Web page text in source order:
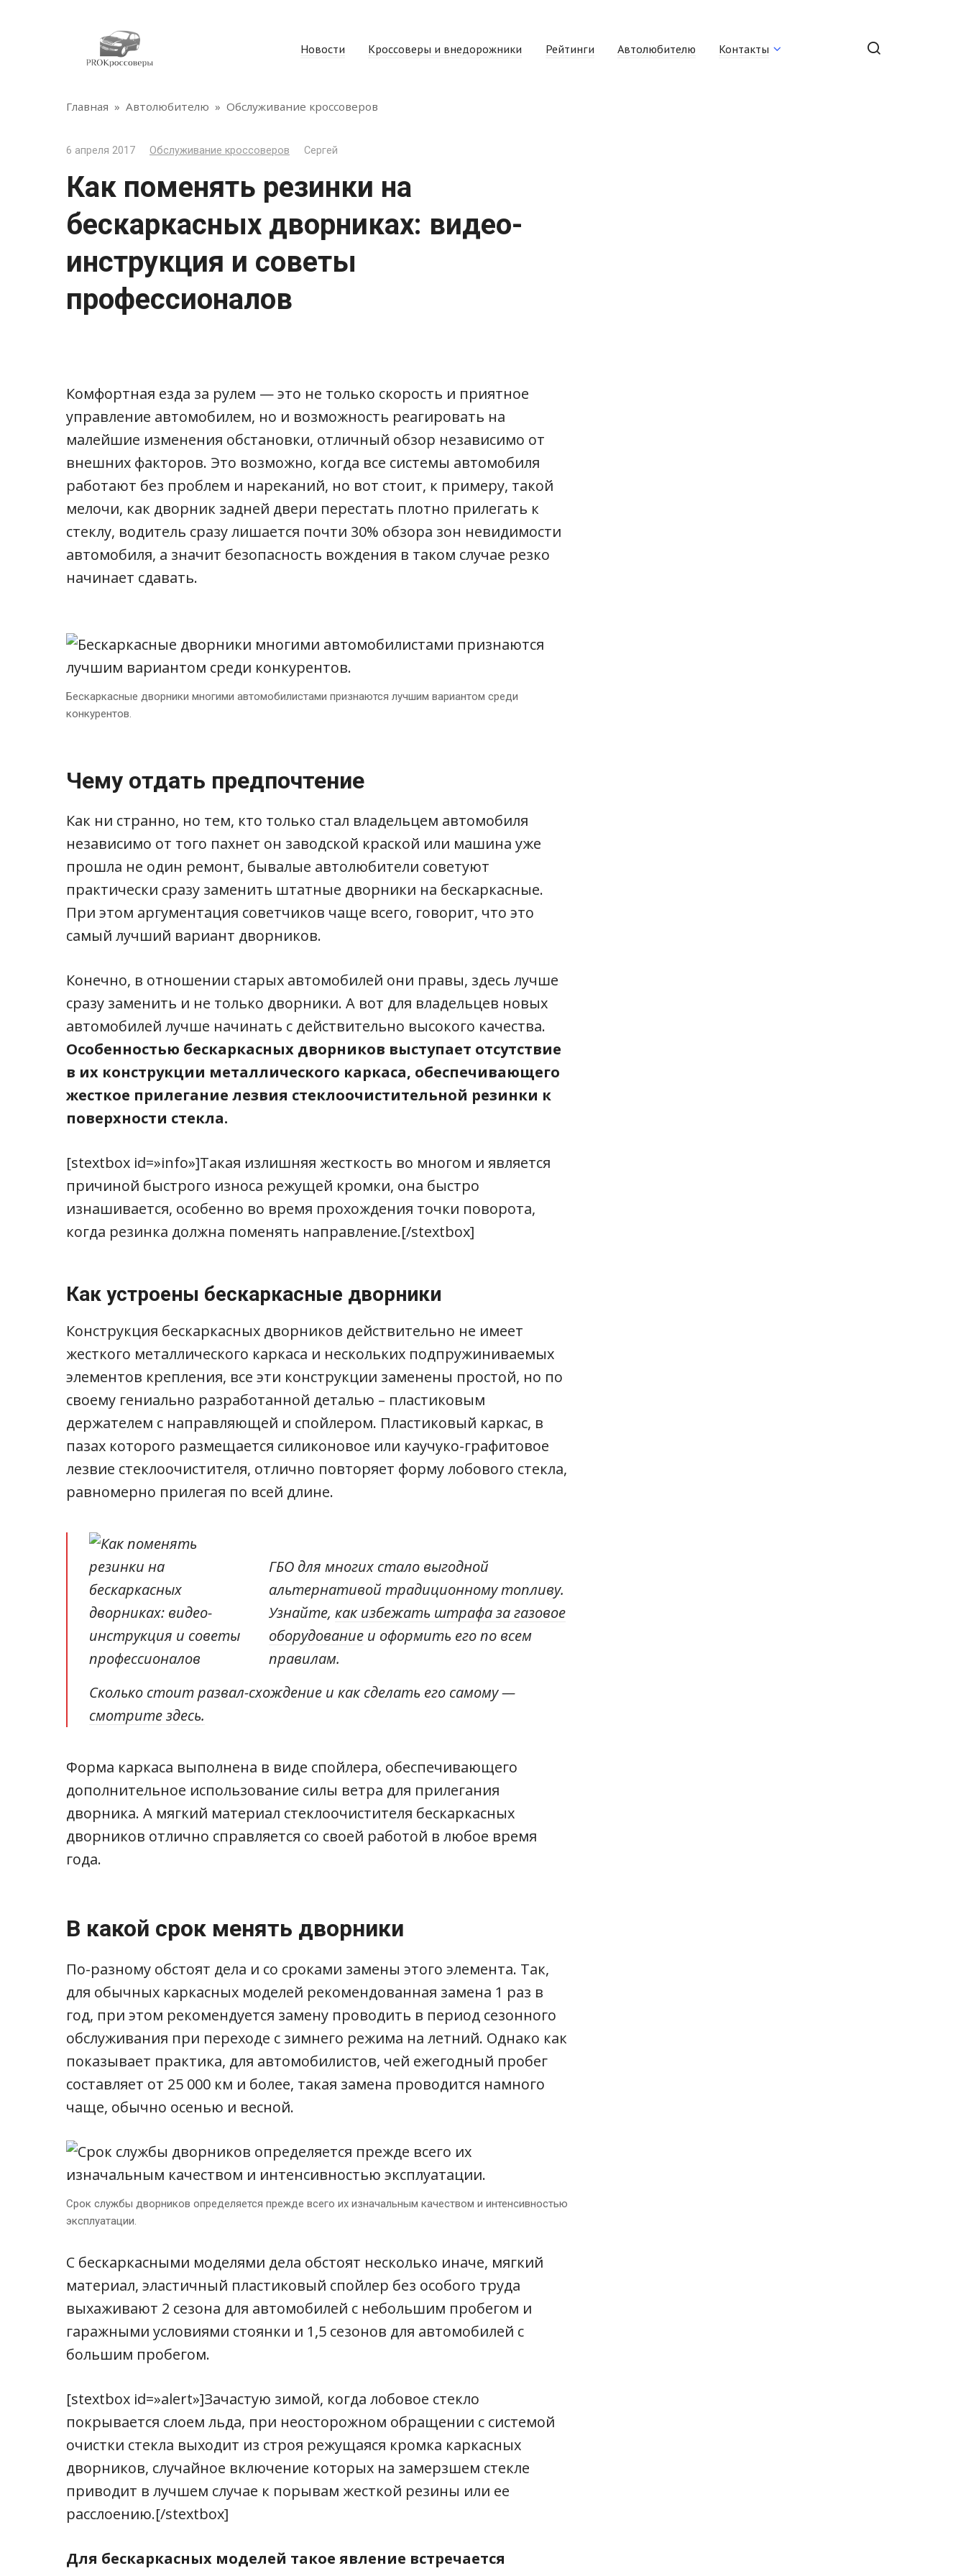
Новости Кроссоверы и внедорожники Рейтинги Автолюбителю Контакты
Главная » Автолюбителю » Обслуживание кроссоверов
6 апреля 2017 Обслуживание кроссоверов Сергей
Как поменять резинки на
бескаркасных дворниках: видео-
инструкция и советы
профессионалов
Комфортная езда за рулем — это не только скорость и приятное
управление автомобилем, но и возможность реагировать на
малейшие изменения обстановки, отличный обзор независимо от
внешних факторов. Это возможно, когда все системы автомобиля
работают без проблем и нареканий, но вот стоит, к примеру, такой
мелочи, как дворник задней двери перестать плотно прилегать к
стеклу, водитель сразу лишается почти 30% обзора зон невидимости
автомобиля, а значит безопасность вождения в таком случае резко
начинает сдавать.
Бескаркасные дворники многими автомобилистами признаются лучшим вариантом среди
конкурентов.
Чему отдать предпочтение
Как ни странно, но тем, кто только стал владельцем автомобиля
независимо от того пахнет он заводской краской или машина уже
прошла не один ремонт, бывалые автолюбители советуют
практически сразу заменить штатные дворники на бескаркасные.
При этом аргументация советчиков чаще всего, говорит, что это
самый лучший вариант дворников.
Конечно, в отношении старых автомобилей они правы, здесь лучше
сразу заменить и не только дворники. А вот для владельцев новых
автомобилей лучше начинать с действительно высокого качества.
Особенностью бескаркасных дворников выступает отсутствие
в их конструкции металлического каркаса, обеспечивающего
жесткое прилегание лезвия стеклоочистительной резинки к
поверхности стекла.
[stextbox id=»info»]Такая излишняя жесткость во многом и является
причиной быстрого износа режущей кромки, она быстро
изнашивается, особенно во время прохождения точки поворота,
когда резинка должна поменять направление.[/stextbox]
Как устроены бескаркасные дворники
Конструкция бескаркасных дворников действительно не имеет
жесткого металлического каркаса и нескольких подпружиниваемых
элементов крепления, все эти конструкции заменены простой, но по
своему гениально разработанной деталью – пластиковым
держателем с направляющей и спойлером. Пластиковый каркас, в
пазах которого размещается силиконовое или каучуко-графитовое
лезвие стеклоочистителя, отлично повторяет форму лобового стекла,
равномерно прилегая по всей длине.
ГБО для многих стало выгодной
альтернативой традиционному топливу.
Узнайте, как избежать штрафа за газовое
оборудование и оформить его по всем
правилам.
Сколько стоит развал-схождение и как сделать его самому —
смотрите здесь.
Форма каркаса выполнена в виде спойлера, обеспечивающего
дополнительное использование силы ветра для прилегания
дворника. А мягкий материал стеклоочистителя бескаркасных
дворников отлично справляется со своей работой в любое время
года.
В какой срок менять дворники
По-разному обстоят дела и со сроками замены этого элемента. Так,
для обычных каркасных моделей рекомендованная замена 1 раз в
год, при этом рекомендуется замену проводить в период сезонного
обслуживания при переходе с зимнего режима на летний. Однако как
показывает практика, для автомобилистов, чей ежегодный пробег
составляет от 25 000 км и более, такая замена проводится намного
чаще, обычно осенью и весной.
Срок службы дворников определяется прежде всего их изначальным качеством и интенсивностью
эксплуатации.
С бескаркасными моделями дела обстоят несколько иначе, мягкий
материал, эластичный пластиковый спойлер без особого труда
выхаживают 2 сезона для автомобилей с небольшим пробегом и
гаражными условиями стоянки и 1,5 сезонов для автомобилей с
большим пробегом.
[stextbox id=»alert»]Зачастую зимой, когда лобовое стекло
покрывается слоем льда, при неосторожном обращении с системой
очистки стекла выходит из строя режущаяся кромка каркасных
дворников, случайное включение которых на замерзшем стекле
приводит в лучшем случае к порывам жесткой резины или ее
расслоению.[/stextbox]
Для бескаркасных моделей такое явление встречается